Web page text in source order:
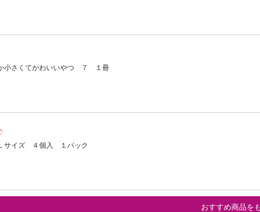
さくてかわいいやつ ７ １冊
サイズ ４個入 １パック
おすすめ商品を